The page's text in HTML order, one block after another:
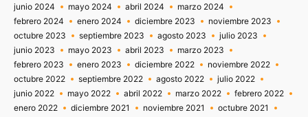
junio 2024
mayo 2024 abril 2024
marzo 2024
febrero 2024
enero 2024 diciembre 2023
noviembre 2023
octubre 2023
septiembre 2023 agosto 2023
julio 2023
junio 2023
mayo 2023 abril 2023
marzo 2023
febrero 2023
enero 2023 diciembre 2022
noviembre 2022
octubre 2022
septiembre 2022 agosto 2022
julio 2022
junio 2022
mayo 2022 abril 2022 marzo 2022
febrero 2022
enero 2022
diciembre 2021 noviembre 2021
octubre 2021